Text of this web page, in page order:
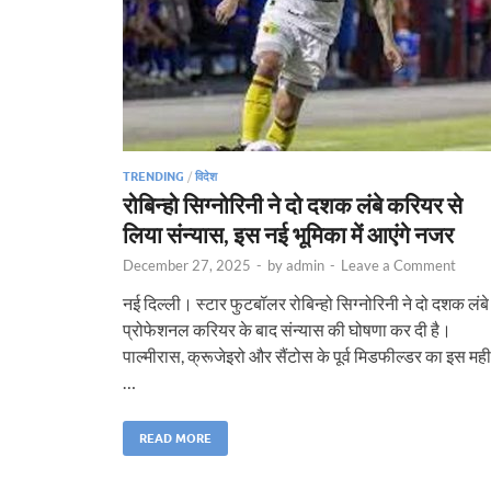
TRENDING / विदेश
रोबिन्हो सिग्नोरिनी ने दो दशक लंबे करियर से
लिया संन्यास, इस नई भूमिका में आएंगे नजर
December 27, 2025 - byadmin - Leave a Comment
नई दिल्ली। स्टार फुटबॉलर रोबिन्हो सिग्नोरिनी ने दो दशक लंबे
प्रोफेशनल करियर के बाद संन्यास की घोषणा कर दी है।
पाल्मीरास, क्रूजेइरो और सैंटोस के पूर्व मिडफील्डर का इस
READ MORE